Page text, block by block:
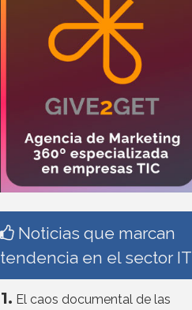
Noticias que marcan
tendencia en el sector IT
1. El caos documental de las